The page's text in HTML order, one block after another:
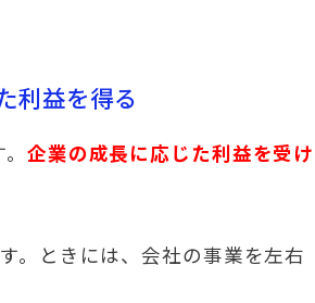
利益を得る
企業の成長に応じた利益を受け
。ときには、会社の事業を左右